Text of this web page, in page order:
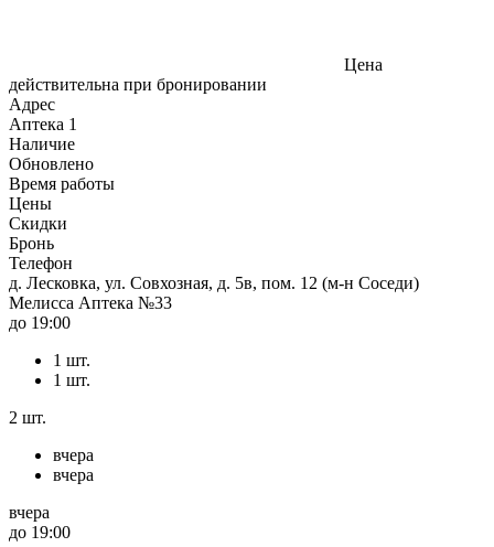
Цена
действительна при бронировании
Адрес
Аптека 1
Наличие
Обновлено
Время работы
Цены
Скидки
Бронь
Телефон
д. Лесковка, ул. Совхозная, д. 5в, пом. 12 (м-н Соседи)
Мелисса Аптека №33
до 19:00
1 шт.
1 шт.
2 шт.
вчера
вчера
вчера
до 19:00